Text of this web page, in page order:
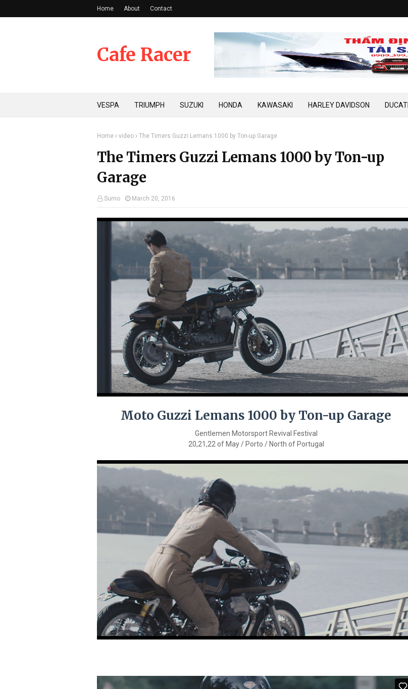
Home About Contact
Cafe Racer
VESPA TRIUMPH SUZUKI HONDA KAWASAKI HARLEY DAVIDSON DUCATI
Home video The Timers Guzzi Lemans 1000 by Ton-up Garage
The Timers Guzzi Lemans 1000 by Ton-up
Garage
Sumo March 20, 2016
Moto Guzzi Lemans 1000 by Ton-up Garage
Gentlemen Motorsport Revival Festival
20,21,22 of May / Porto / North of Portugal